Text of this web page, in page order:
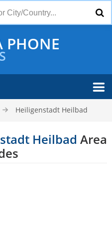
PHONE
Heiligenstadt Heilbad
Heilbad Area